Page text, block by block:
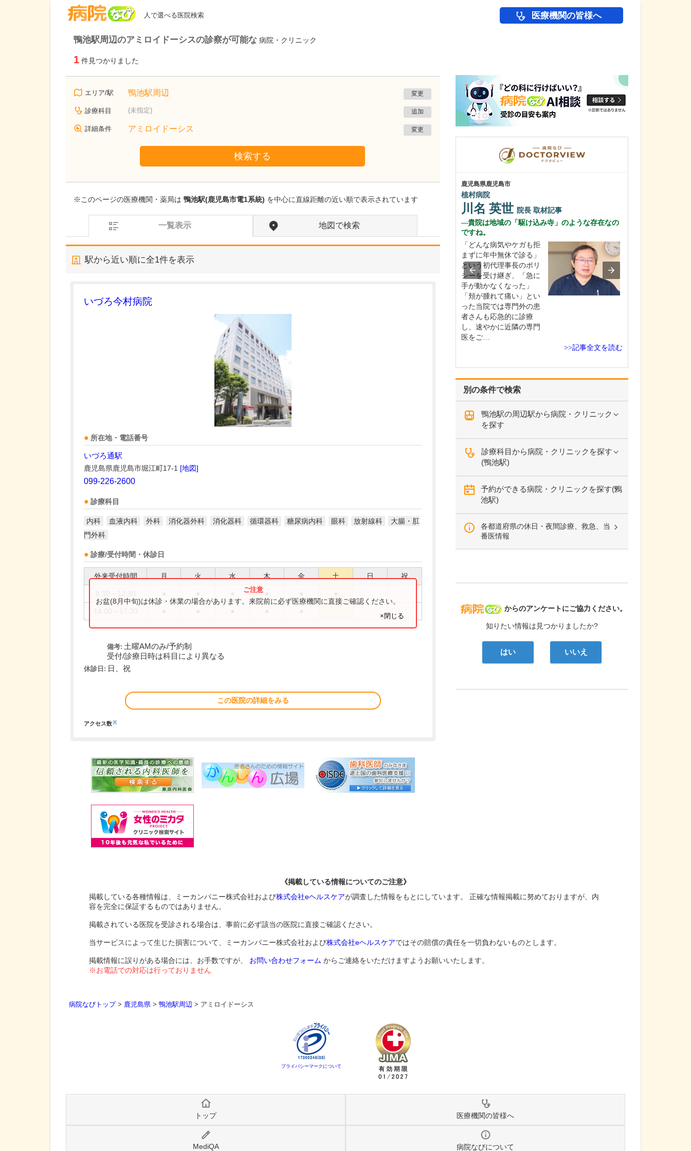
人で選べる医院検索 医療機関の皆様へ
鴨池駅周辺のアミロイドーシスの診察が可能な 病院・クリニック
1 件見つかりました
エリア/駅 鴨池駅周辺 変更
診療科目 (未指定) 追加
詳細条件 アミロイドーシス 変更
検索する
※このページの医療機関・薬局は 鴨池駅(鹿児島市電1系統) を中心に直線距離の近い順で表示されています
一覧表示 地図で検索
駅から近い順に全1件を表示
いづろ今村病院
所在地・電話番号
いづろ通駅
鹿児島県鹿児島市堀江町17-1 [地図]
099-226-2600
診療科目
内科 血液内科 外科 消化器外科 消化器科 循環器科 糖尿病内科 眼科 放射線科
大腸・肛
門外科
診療/受付時間・休診日
外来受付時間 月 火 水 木 金 土 日 祝
お盆(8月中旬)は休診・休業の場合があります。来院前に必ず医療機関に直接ご確認ください。
×閉じる
備考: 土曜AMのみ/予約制
受付/診療日時は科目により異なる
休診日: 日、祝
この医院の詳細をみる
アクセス数※
別の条件で検索
鴨池駅の周辺駅から病院・クリニック
を探す
診療科目から病院・クリニックを探す
(鴨池駅)
予約ができる病院・クリニックを探す(鴨
池駅)
各都道府県の休日・夜間診療、救急、当
番医情報
病院なび
からのアンケートにご協力ください。
知りたい情報は見つかりましたか?
はい いいえ
鹿児島県鹿児島市
植村病院
川名 英世 院長 取材記事
貴院は地域の「駆け込み寺」のような存在なの
ですね。
「どんな病気やケガも拒
まずに年中無休で診る」
という初代理事長のポリ
シーを受け継ぎ、「急に
手が動かなくなった」
「頬が腫れて痛い」とい
った当院では専門外の患
者さんも応急的に診療
し、速やかに近隣の専門
医をご…
>>記事全文を読む
新潟県新潟市西区
五十川内科医院
日々の診療で心がけていることはありますか?
一人ひとりの患者さんに
真摯に向き合い、ていね
《掲載している情報についてのご注意》
掲載している各種情報は、ミーカンパニー株式会社および株式会社eヘルスケアが調査した情報をもとにしています。 正確な情報掲載に努めておりますが、内
容を完全に保証するものではありません。
掲載されている医院を受診される場合は、事前に必ず該当の医院に直接ご確認ください。
当サービスによって生じた損害について、ミーカンパニー株式会社および株式会社eヘルスケアではその賠償の責任を一切負わないものとします。
掲載情報に誤りがある場合には、お手数ですが、 お問い合わせフォーム からご連絡をいただけますようお願いいたします。
※お電話での対応は行っておりません
病院なびトップ> 鹿児島県 > 鴨池駅周辺 > アミロイドーシス
プライバシーマークについて
トップ 医療機関の皆様へ
MediQA 病院なびについて